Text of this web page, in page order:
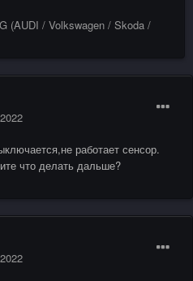
(AUDI / Volkswagen / Skoda /
работает сенсор.
что делать дальше?